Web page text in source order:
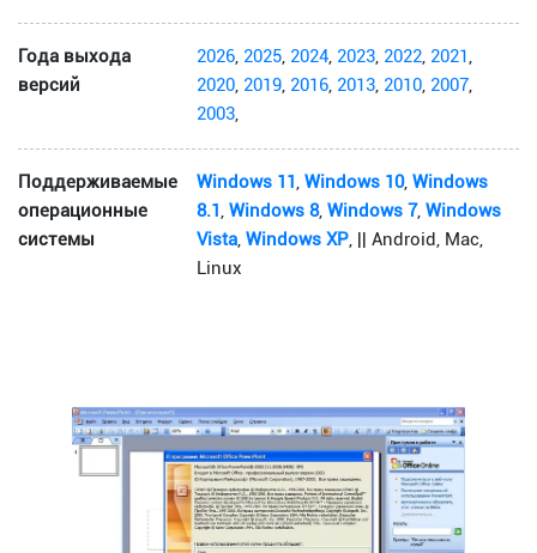
Года выхода
версий
2026, 2025, 2024, 2023, 2022, 2021,
2020, 2019, 2016, 2013, 2010, 2007,
2003,
Поддерживаемые
операционные
системы
Windows 11,Windows 10,Windows
8.1,Windows 8,Windows 7,Windows
Vista,Windows XP, || Android, Mac,
Linux